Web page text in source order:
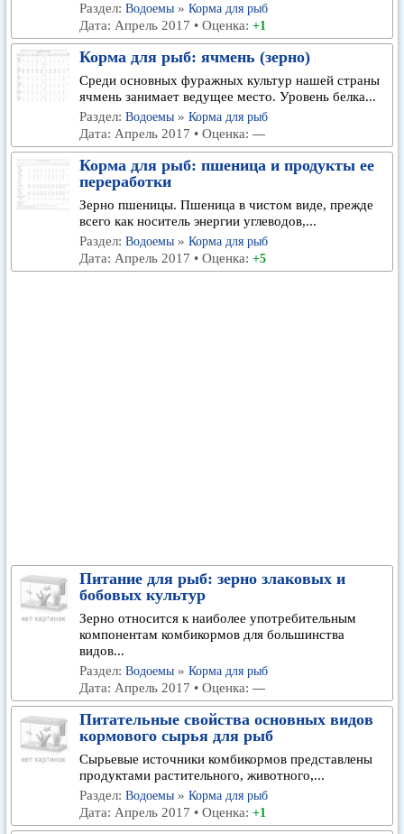
Раздел: Водоемы » Корма для рыб
Дата: Апрель 2017 • Оценка: +1
Корма для рыб: ячмень (зерно)
Среди основных фуражных культур нашей страны
ячмень занимает ведущее место. Уровень белка...
Раздел: Водоемы » Корма для рыб
Дата: Апрель 2017 • Оценка: —
Корма для рыб: пшеница и продукты ее
переработки
Зерно пшеницы. Пшеница в чистом виде, прежде
всего как носитель энергии углеводов,...
Раздел: Водоемы » Корма для рыб
Дата: Апрель 2017 • Оценка: +5
Питание для рыб: зерно злаковых и
бобовых культур
Зерно относится к наиболее употребительным
компонентам комбикормов для большинства
видов...
Раздел: Водоемы » Корма для рыб
Дата: Апрель 2017 • Оценка: —
Питательные свойства основных видов
кормового сырья для рыб
Сырьевые источники комбикормов представлены
продуктами растительного, животного,...
Раздел: Водоемы » Корма для рыб
Дата: Апрель 2017 • Оценка: +1